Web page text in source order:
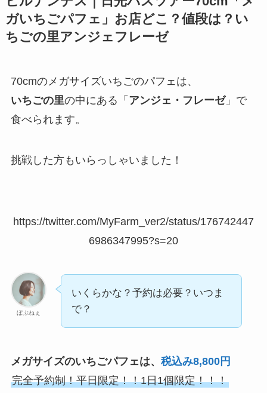
ガいちごパフェ」お店どこ？値段は？い
ちごの里アンジェフレーゼ
70cmのメガサイズいちごのパフェは、
いちごの里の中にある「 アンジェ・フレーゼ」で
食べられます。
挑戦した方もいらっしゃいました！
https://twitter.com/MyFarm_ver2/status/176742447
6986347995?s=20
ぼぶねぇ
いくらかな？予約は必要？いつま
で？
メガサイズのいちごパフェは、 税込み8,800円
完全予約制！平日限定！！1日1個限定！！！